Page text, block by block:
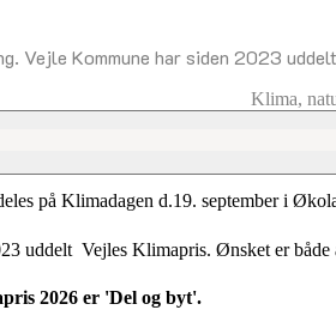
Vejle Kommune har siden 2023
Klima,
2026
på Klimadagen d.19. september i
uddelt Vejles Klimapris. Ønsket er
2026 er 'Del og byt'.